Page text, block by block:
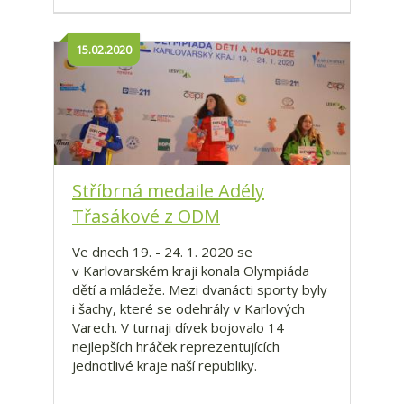
Stříbrná medaile Adély
Třasákové z ODM
15.02.2020
Ve dnech 19. - 24. 1. 2020 se
v Karlovarském kraji konala Olympiáda
dětí a mládeže. Mezi dvanácti sporty byly
i šachy, které se odehrály v Karlových
Varech. V turnaji dívek bojovalo 14
nejlepších hráček reprezentujících
jednotlivé kraje naší republiky.